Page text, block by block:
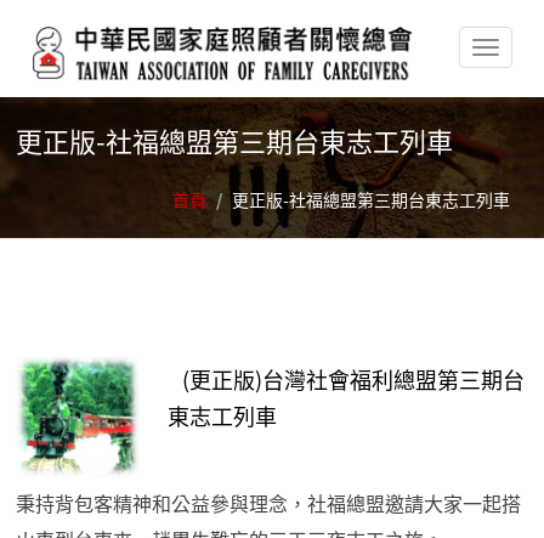
更正版-社福總盟第三期台東志工列車
首頁 / 更正版-社福總盟第三期台東志工列車
(更正版)台灣社會福利總盟第三期台
東志工列車
秉持背包客精神和公益參與理念，社福總盟邀請大家一起搭